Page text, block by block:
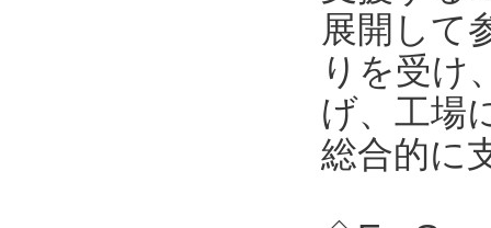
展開して
りを受け
げ、工場
総合的に